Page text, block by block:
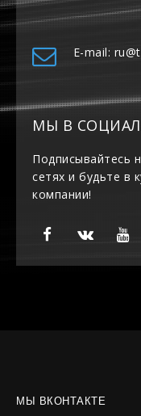
E-mail:
МЫ В
Подписывайтесь
сетях и будьте в
компании!
МЫ ВКОНТАКТЕ